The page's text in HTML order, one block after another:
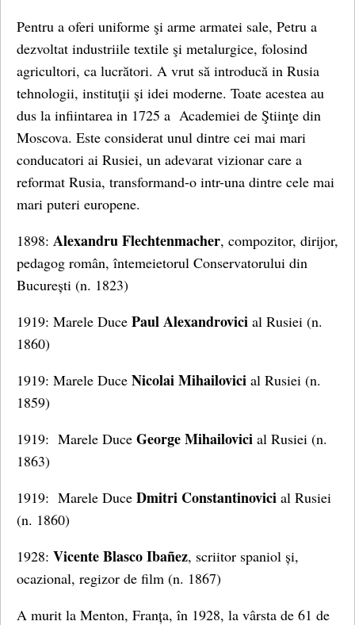
Pentru a oferi uniforme şi arme armatei sale, Petru a
dezvoltat industriile textile şi metalurgice, folosind
agricultori, ca lucrători. A vrut să introducă in Rusia
tehnologii, instituţii şi idei moderne. Toate acestea au
dus la infiintarea in 1725 a Academiei de Ştiinţe din
Moscova. Este considerat unul dintre cei mai mari
conducatori ai Rusiei, un adevarat vizionar care a
reformat Rusia, transformand-o intr-una dintre cele mai
mari puteri europene.
1898: Alexandru Flechtenmacher, compozitor, dirijor,
pedagog român, întemeietorul Conservatorului din
București (n. 1823)
1919: Marele Duce Paul Alexandrovici al Rusiei (n.
1860)
1919: Marele Duce Nicolai Mihailovici al Rusiei (n.
1859)
1919: Marele Duce George Mihailovici al Rusiei (n.
1863)
1919: Marele Duce Dmitri Constantinovici al Rusiei
(n. 1860)
1928: Vicente Blasco Ibañez, scriitor spaniol și,
ocazional, regizor de film (n. 1867)
A murit la Menton, Franța, în 1928, la vârsta de 61 de